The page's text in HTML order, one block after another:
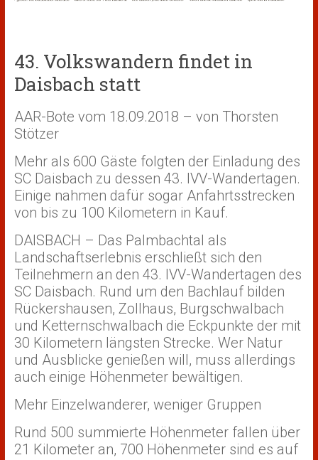
43. Volkswandern findet in
Daisbach statt
AAR-Bote vom 18.09.2018 – von Thorsten
Stötzer
Mehr als 600 Gäste folgten der Einladung des
SC Daisbach zu dessen 43. IVV-Wandertagen.
Einige nahmen dafür sogar Anfahrtsstrecken
von bis zu 100 Kilometern in Kauf.
DAISBACH – Das Palmbachtal als
Landschaftserlebnis erschließt sich den
Teilnehmern an den 43. IVV-Wandertagen des
SC Daisbach. Rund um den Bachlauf bilden
Rückershausen, Zollhaus, Burgschwalbach
und Ketternschwalbach die Eckpunkte der mit
30 Kilometern längsten Strecke. Wer Natur
und Ausblicke genießen will, muss allerdings
auch einige Höhenmeter bewältigen.
Mehr Einzelwanderer, weniger Gruppen
Rund 500 summierte Höhenmeter fallen über
21 Kilometer an, 700 Höhenmeter sind es auf